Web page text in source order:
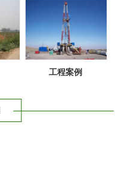
工程案例